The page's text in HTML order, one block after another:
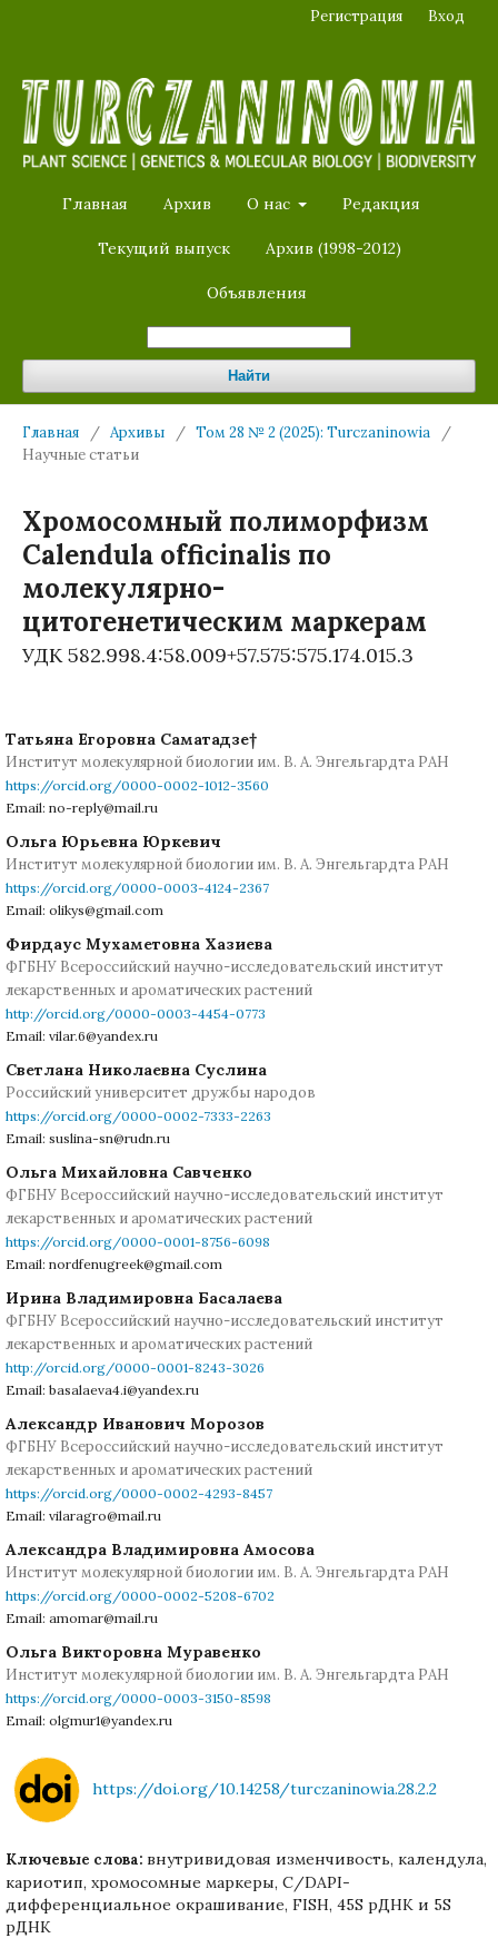
Главная Архив О нас Редакция
Текущий выпуск Архив (1998-2012)
Объявления
Найти
Регистрация Вход
Главная / Архивы / Том 28 № 2 (2025): Turczaninowia
/
Научные статьи
Хромосомный полиморфизм
Calendula officinalis по
молекулярно-
цитогенетическим маркерам
УДК 582.998.4:58.009+57.575:575.174.015.3
Татьяна Егоровна Саматадзе†
Институт молекулярной биологии им. В. А. Энгельгардта РАН
https://orcid.org/0000-0002-1012-3560
Email: no-reply@mail.ru
Ольга Юрьевна Юркевич
Институт молекулярной биологии им. В. А. Энгельгардта РАН
https://orcid.org/0000-0003-4124-2367
Email: olikys@gmail.com
Фирдаус Мухаметовна Хазиева
ФГБНУ Всероссийский научно-исследовательский институт
лекарственных и ароматических растений
http://orcid.org/0000-0003-4454-0773
Email: vilar.6@yandex.ru
Светлана Николаевна Суслина
Российский университет дружбы народов
https://orcid.org/0000-0002-7333-2263
Email: suslina-sn@rudn.ru
Ольга Михайловна Савченко
ФГБНУ Всероссийский научно-исследовательский институт
лекарственных и ароматических растений
https://orcid.org/0000-0001-8756-6098
Email: nordfenugreek@gmail.com
Ирина Владимировна Басалаева
ФГБНУ Всероссийский научно-исследовательский институт
лекарственных и ароматических растений
http://orcid.org/0000-0001-8243-3026
Email: basalaeva4.i@yandex.ru
Александр Иванович Морозов
ФГБНУ Всероссийский научно-исследовательский институт
лекарственных и ароматических растений
https://orcid.org/0000-0002-4293-8457
Email: vilaragro@mail.ru
Александра Владимировна Амосова
Институт молекулярной биологии им. В. А. Энгельгардта РАН
https://orcid.org/0000-0002-5208-6702
Email: amomar@mail.ru
Ольга Викторовна Муравенко
Институт молекулярной биологии им. В. А. Энгельгардта РАН
https://orcid.org/0000-0003-3150-8598
Email: olgmur1@yandex.ru
https://doi.org/10.14258/turczaninowia.28.2.2
Ключевые слова: внутривидовая изменчивость, календула,
кариотип, хромосомные маркеры, С/DAPI-
дифференциальное окрашивание, FISH, 45S рДНК и 5S
рДНК